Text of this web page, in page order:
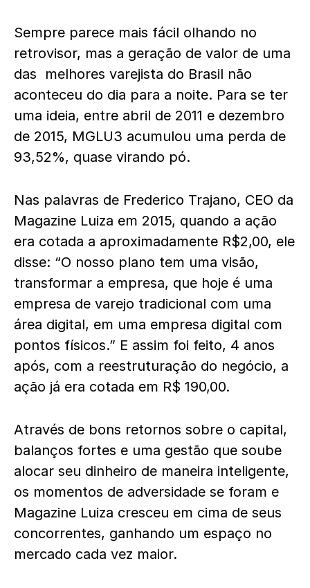
Sempre parece mais fácil olhando no
retrovisor, mas a geração de valor de uma
das melhores varejista do Brasil não
aconteceu do dia para a noite. Para se ter
uma ideia, entre abril de 2011 e dezembro
de 2015, MGLU3 acumulou uma perda de
93,52%, quase virando pó.
Nas palavras de Frederico Trajano, CEO da
Magazine Luiza em 2015, quando a ação
era cotada a aproximadamente R$2,00, ele
disse: “O nosso plano tem uma visão,
transformar a empresa, que hoje é uma
empresa de varejo tradicional com uma
área digital, em uma empresa digital com
pontos físicos.” E assim foi feito, 4 anos
após, com a reestruturação do negócio, a
ação já era cotada em R$ 190,00.
Através de bons retornos sobre o capital,
balanços fortes e uma gestão que soube
alocar seu dinheiro de maneira inteligente,
os momentos de adversidade se foram e
Magazine Luiza cresceu em cima de seus
concorrentes, ganhando um espaço no
mercado cada vez maior.